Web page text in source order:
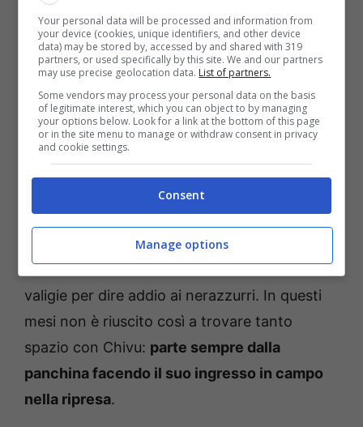
maglia nerazzurra è ormai terminato
. Il
centrocampista nerazzurro è pronto a vivere
una nuova sfida: la Juventus è alla ricerca di
nuove alternative in ottica futura. Già a
partire da gennaio potrebbe arrivare la sua
cessione per accontentare subito il giocatore
romano cresciuto nel vivaio della Roma.
Anche il Napoli ha seguito a lungo il
centrocampista dell’Inter: Frattesi è molto
ambito in Serie A e non vede l’ora di fare le
valigie per dire addio ai nerazzurri. In questi
mesi non è riuscito così a trovare tanto
spazio con Chivu: parte sempre dalla
panchina facendo il suo ingresso in campo
nella ripresa.
Your personal data will be processed and information from
your device (cookies, unique identifiers, and other device
data) may be stored by, accessed by and shared with 319
partners, or used specifically by this site. We and our partners
may use precise geolocation data. List of partners.
Some vendors may process your personal data on the basis
of legitimate interest, which you can object to by managing
your options below. Look for a link at the bottom of this page
or in the site menu to manage or withdraw consent in privacy
and cookie settings.
Consent
Manage options